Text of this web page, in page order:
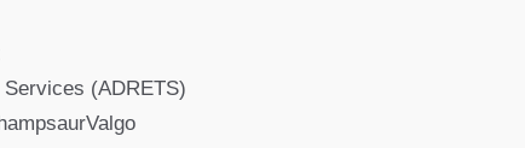
(ADRETS)